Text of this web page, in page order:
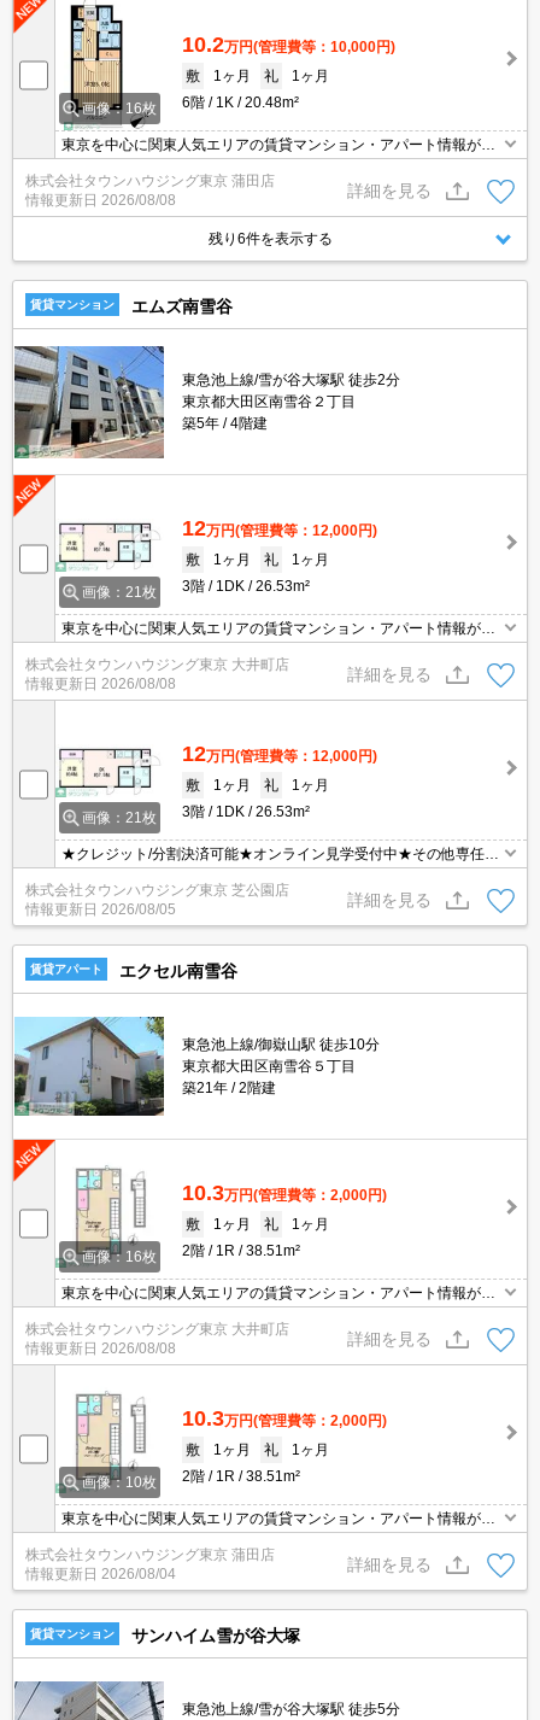
画像：16枚
10.2万円(管理費等：10,000円)
敷
1ヶ月 礼
1ヶ月
6階
1K 20.48m²
東京を中心に関東人気エリアの賃貸マンション・アパート情報が豊
ション・アパートをお探しします！
株式会社タウンハウジング東京 蒲田店
情報更新日 2026/08/08
詳細を見る
残り6件を表示する
賃貸マンション エムズ南雪谷
東急池上線/雪が谷大塚駅 徒歩2分
東京都大田区南雪谷２丁目
築5年
4階建
画像：21枚
12万円(管理費等：12,000円)
敷
1ヶ月 礼
1ヶ月
3階
1DK 26.53m²
東京を中心に関東人気エリアの賃貸マンション・アパート情報が豊
アパートをお探しします！
株式会社タウンハウジング東京 大井町店
情報更新日 2026/08/08
詳細を見る
画像：21枚
12万円(管理費等：12,000円)
敷
1ヶ月 礼
1ヶ月
3階
1DK 26.53m²
★クレジット/分割決済可能★オンライン見学受付中★その他専任物
株式会社タウンハウジング東京 芝公園店
情報更新日 2026/08/05
詳細を見る
賃貸アパート エクセル南雪谷
東急池上線/御嶽山駅 徒歩10分
東京都大田区南雪谷５丁目
築21年
2階建
画像：16枚
10.3万円(管理費等：2,000円)
敷
1ヶ月 礼
1ヶ月
2階
1R 38.51m²
東京を中心に関東人気エリアの賃貸マンション・アパート情報が豊
アパートをお探しします！
株式会社タウンハウジング東京 大井町店
情報更新日 2026/08/08
詳細を見る
画像：10枚
10.3万円(管理費等：2,000円)
敷
1ヶ月 礼
1ヶ月
2階
1R 38.51m²
東京を中心に関東人気エリアの賃貸マンション・アパート情報が豊
ション・アパートをお探しします！
株式会社タウンハウジング東京 蒲田店
情報更新日 2026/08/04
詳細を見る
賃貸マンション サンハイム雪が谷大塚
東急池上線/雪が谷大塚駅 徒歩5分